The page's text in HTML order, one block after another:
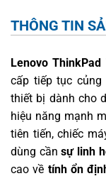
THÔNG TIN
Lenovo
cấp tiếp tục
thiết bị dành cho
hiệu năng mạnh
tiên tiến, chiếc
dùng cầnsự linh
cao về tính ổn